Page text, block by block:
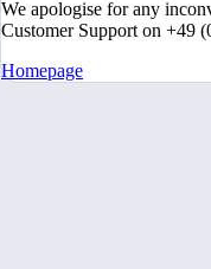
We apologise for any
Customer Support on +49
Homepage